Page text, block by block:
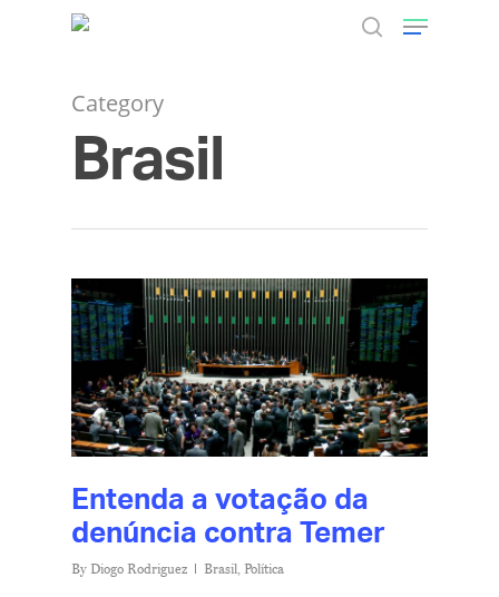
Hit enter to search or ESC to close
Category
Brasil
Entenda a votação da
denúncia contra Temer
By Diogo Rodriguez Brasil, Política